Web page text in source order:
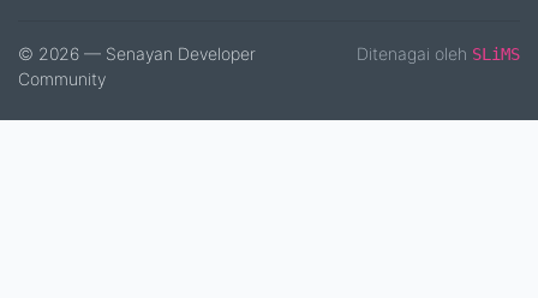
© 2026 — Senayan Developer
Community
Ditenagai oleh SLiMS